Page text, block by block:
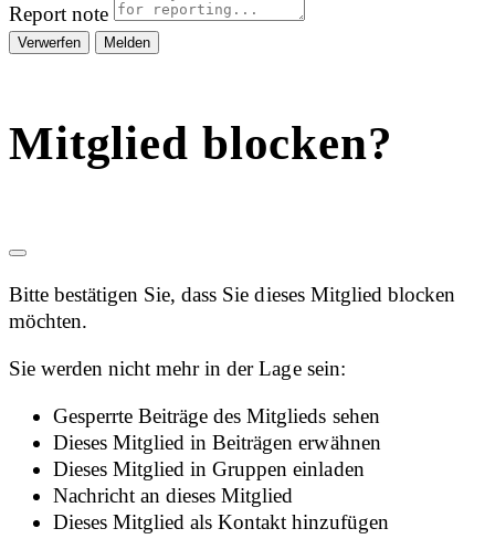
Report note
Melden
Mitglied blocken?
Bitte bestätigen Sie, dass Sie dieses Mitglied blocken
möchten.
Sie werden nicht mehr in der Lage sein:
Gesperrte Beiträge des Mitglieds sehen
Dieses Mitglied in Beiträgen erwähnen
Dieses Mitglied in Gruppen einladen
Nachricht an dieses Mitglied
Dieses Mitglied als Kontakt hinzufügen